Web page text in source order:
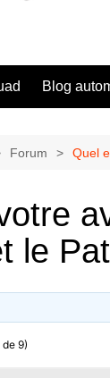
Blog
Forum Quel
le
9)